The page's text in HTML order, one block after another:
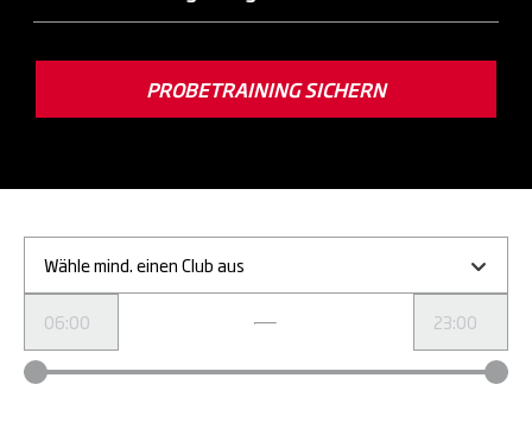
PROBETRAINING SICHERN
Wähle mind. einen Club aus